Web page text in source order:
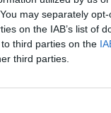
may separately
on the IAB’s list of
third parties on the
third parties.
casa